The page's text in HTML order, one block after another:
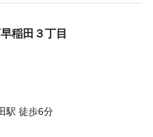
稲田３丁目
駅 徒歩6分